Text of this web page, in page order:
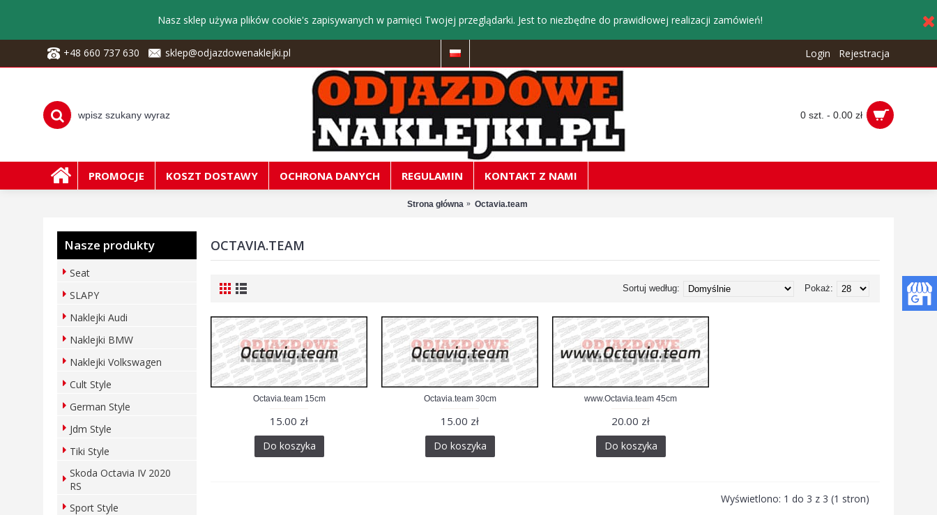
Nasz sklep używa plików cookie's zapisywanych w pamięci Twojej przeglądarki. Jest to niezbędne do prawidłowej realizacji zamówień!
+48 660 737 630 sklep@odjazdowenaklejki.pl Login Rejestracja
0 szt. - 0.00 zł
PROMOCJE KOSZT DOSTAWY OCHRONA DANYCH REGULAMIN KONTAKT Z NAMI
Strona główna Octavia.team
Nasze produkty
Seat
SLAPY
Naklejki Audi
Naklejki BMW
Naklejki Volkswagen
Cult Style
German Style
Jdm Style
Tiki Style
Skoda Octavia IV 2020
RS
Sport Style
OCTAVIA.TEAM
Pokaż:
Sortuj według:
Octavia.team 15cm
15.00 zł
Do koszyka
Octavia.team 30cm
15.00 zł
Do koszyka
www.Octavia.team 45cm
20.00 zł
Do koszyka
Wyświetlono: 1 do 3 z 3 (1 stron)